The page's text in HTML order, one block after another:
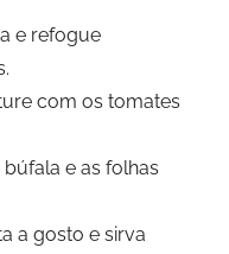
e refogue
com os tomates
e as folhas
a gosto e sirva